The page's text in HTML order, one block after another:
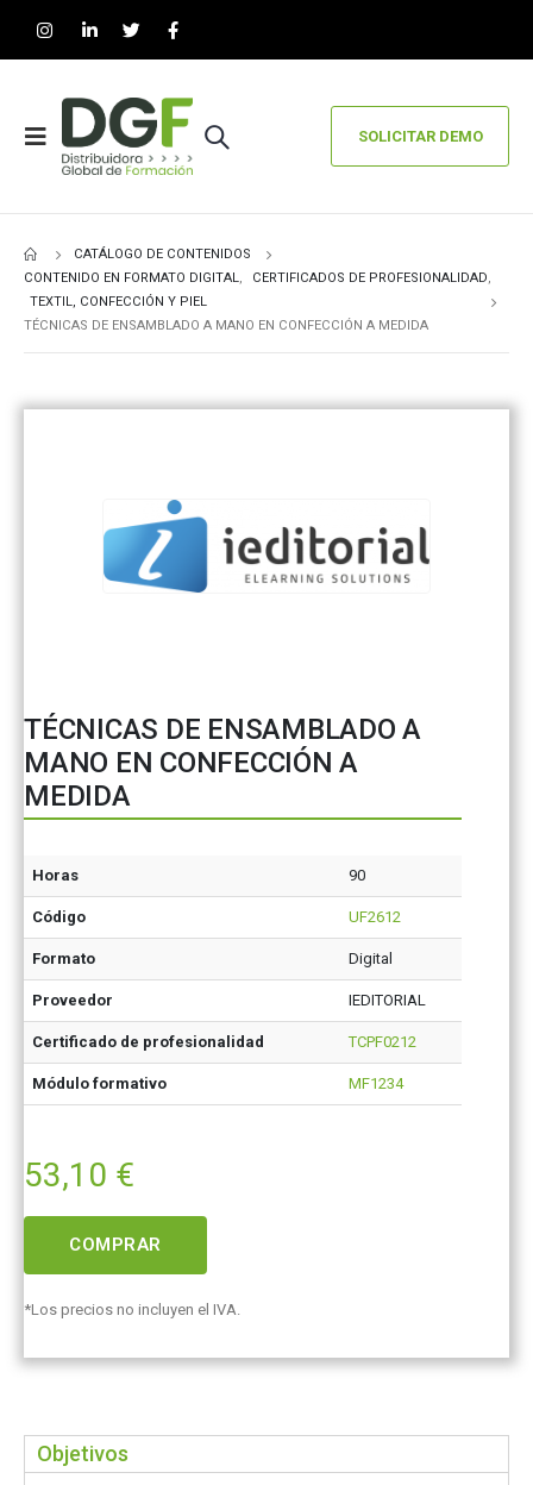
SOLICITAR DEMO
CATÁLOGO DE CONTENIDOS
CONTENIDO EN FORMATO DIGITAL, CERTIFICADOS DE PROFESIONALIDAD,
TEXTIL, CONFECCIÓN Y PIEL
TÉCNICAS DE ENSAMBLADO A MANO EN CONFECCIÓN A MEDIDA
TÉCNICAS DE ENSAMBLADO A
MANO EN CONFECCIÓN A
MEDIDA
Horas 90
Código UF2612
Formato Digital
Proveedor IEDITORIAL
Certificado de profesionalidad TCPF0212
Módulo formativo MF1234
53,10 €
COMPRAR
*Los precios no incluyen el IVA.
Objetivos